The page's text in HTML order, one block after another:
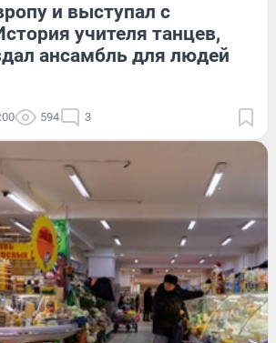
и выступал с
учителя танцев,
ансамбль для людей
594 3